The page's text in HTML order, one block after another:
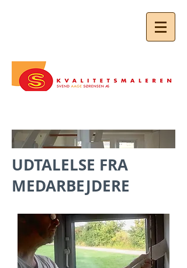
UDTALELSE FRA
MEDARBEJDERE